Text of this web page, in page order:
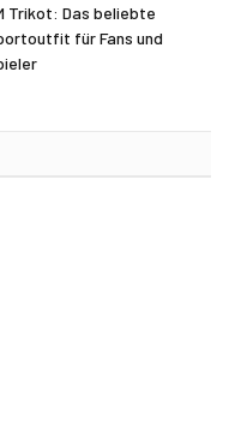
Trikot: Das beliebte
für Fans und